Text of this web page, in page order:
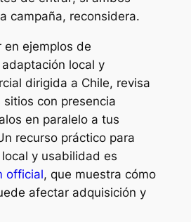
campaña, reconsidera.
en ejemplos de
local y
dirigida a Chile, revisa
con presencia
en paralelo a tus
recurso práctico para
y usabilidad es
official, que muestra cómo
afectar adquisición y